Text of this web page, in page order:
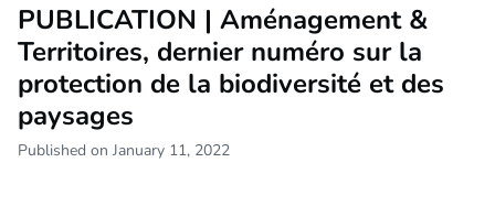
PUBLICATION | Aménagement &
Territoires, dernier numéro sur la
protection de la biodiversité et des
paysages
Published on January 11, 2022